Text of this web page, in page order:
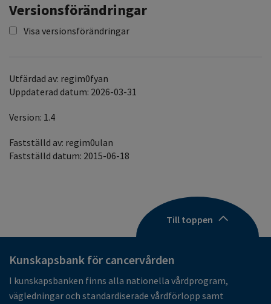
Versionsförändringar
Visa versionsförändringar
Utfärdad av: regim0fyan
Uppdaterad datum: 2026-03-31
Version: 1.4
Fastställd av: regim0ulan
Fastställd datum: 2015-06-18
Till toppen
Kunskapsbank för cancervården
I kunskapsbanken finns alla nationella vårdprogram,
vägledningar och standardiserade vårdförlopp samt